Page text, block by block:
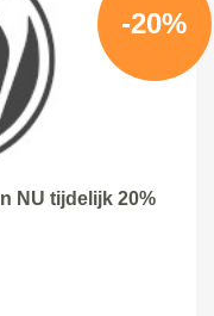
-20%
NU tijdelijk 20%